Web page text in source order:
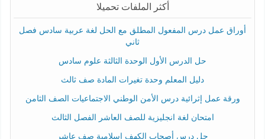
أكثر الملفات تحميلا
أوراق عمل درس المفعول المطلق مع الحل لغة عربية سادس فصل
ثاني
حل الدرس الأول الوحدة الثالثة علوم سادس
دليل المعلم وحدة تغيرات المادة صف ثالث
ورقة عمل إثرائية درس الأمن الوطني الاجتماعيات الصف الثامن
امتحان لغة انجليزية للصف العاشر الفصل الثالث
حل درس أصحاب الكهف إسلامية صف عاشر